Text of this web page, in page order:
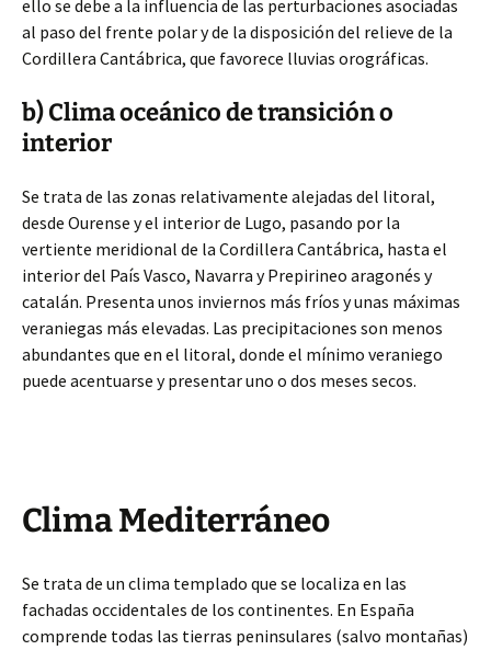
ello se debe a la influencia de las perturbaciones asociadas
al paso del frente polar y de la disposición del relieve de la
Cordillera Cantábrica, que favorece lluvias orográficas.
b) Clima oceánico de transición o
interior
Se trata de las zonas relativamente alejadas del litoral,
desde Ourense y el interior de Lugo, pasando por la
vertiente meridional de la Cordillera Cantábrica, hasta el
interior del País Vasco, Navarra y Prepirineo aragonés y
catalán. Presenta unos inviernos más fríos y unas máximas
veraniegas más elevadas. Las precipitaciones son menos
abundantes que en el litoral, donde el mínimo veraniego
puede acentuarse y presentar uno o dos meses secos.
Clima Mediterráneo
Se trata de un clima templado que se localiza en las
fachadas occidentales de los continentes. En España
comprende todas las tierras peninsulares (salvo montañas)